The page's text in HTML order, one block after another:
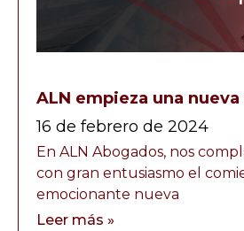
ALN empieza una nueva
16 de febrero de 2024
En ALN Abogados, nos
con gran entusiasmo el
emocionante nueva
Leer más »